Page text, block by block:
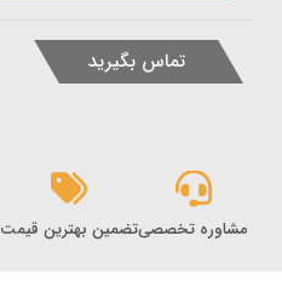
تماس بگیرید
مشاوره تخصصیتضمین بهترین قیمت